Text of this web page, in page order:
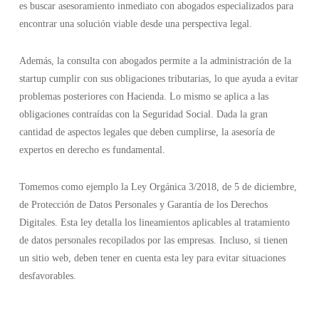
es buscar asesoramiento inmediato con abogados especializados para
encontrar una solución viable desde una perspectiva legal.
Además, la consulta con abogados permite a la administración de la
startup cumplir con sus obligaciones tributarias, lo que ayuda a evitar
problemas posteriores con Hacienda. Lo mismo se aplica a las
obligaciones contraídas con la Seguridad Social. Dada la gran
cantidad de aspectos legales que deben cumplirse, la asesoría de
expertos en derecho es fundamental.
Tomemos como ejemplo la Ley Orgánica 3/2018, de 5 de diciembre,
de Protección de Datos Personales y Garantía de los Derechos
Digitales. Esta ley detalla los lineamientos aplicables al tratamiento
de datos personales recopilados por las empresas. Incluso, si tienen
un sitio web, deben tener en cuenta esta ley para evitar situaciones
desfavorables.